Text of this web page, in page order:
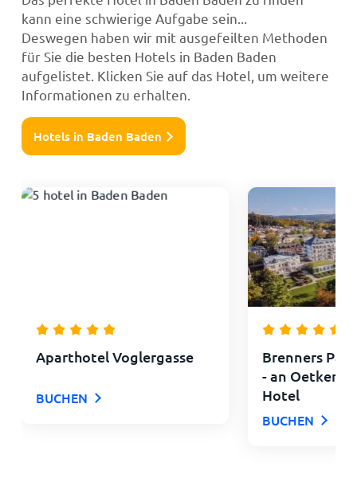
kann eine schwierige Aufgabe sein...
Deswegen haben wir mit ausgefeilten Methoden
für Sie die besten Hotels in Baden Baden
aufgelistet. Klicken Sie auf das Hotel, um weitere
Informationen zu erhalten.
Hotels in Baden Baden
Aparthotel Voglergasse
BUCHEN
Brenners
- an Oetker
Hotel
BUCHEN